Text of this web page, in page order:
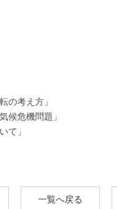
の考え方」
候危機問題」
て」
一覧へ戻る